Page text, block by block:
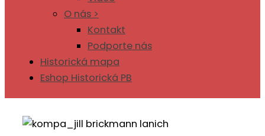
O nás >
Kontakt
Podporte nás
Historická mapa
Eshop Historická PB